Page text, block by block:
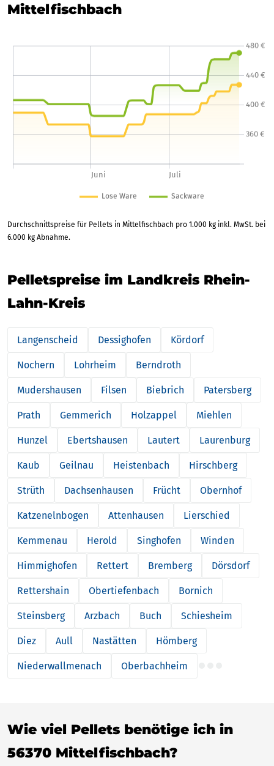
Mittelfischbach
Durchschnittspreise für Pellets in Mittelfischbach pro 1.000 kg inkl. MwSt. bei
6.000 kg Abnahme.
Pelletspreise im Landkreis Rhein-
Lahn-Kreis
Langenscheid Dessighofen Kördorf
Nochern Lohrheim Berndroth
Mudershausen Filsen Biebrich Patersberg
Prath Gemmerich Holzappel Miehlen
Hunzel Ebertshausen Lautert Laurenburg
Kaub Geilnau Heistenbach Hirschberg
Strüth Dachsenhausen Frücht Obernhof
Katzenelnbogen Attenhausen Lierschied
Kemmenau Herold Singhofen Winden
Himmighofen Rettert Bremberg Dörsdorf
Rettershain Obertiefenbach Bornich
Steinsberg Arzbach Buch Schiesheim
Diez Aull Nastätten Hömberg
Niederwallmenach Oberbachheim
Wie viel Pellets benötige ich in
56370 Mittelfischbach?